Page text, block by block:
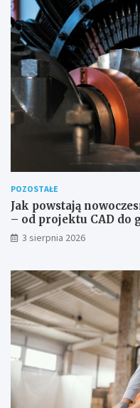
POZOSTAŁE
Jak powstają
– od projektu CAD do
3 sierpnia 2026